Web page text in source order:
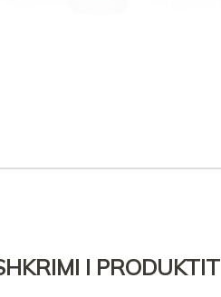
I PRODUKTIT